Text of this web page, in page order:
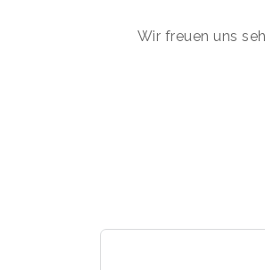
Wir freuen uns